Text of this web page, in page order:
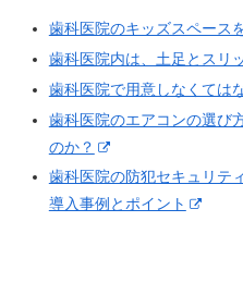
歯科医院のキッズスペース
歯科医院内は、土足とスリ
歯科医院で用意しなくては
歯科医院のエアコンの選び
のか？
歯科医院の防犯セキュリテ
導入事例とポイント